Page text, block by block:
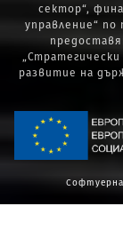
сектор“,
управление“ по
развитие на